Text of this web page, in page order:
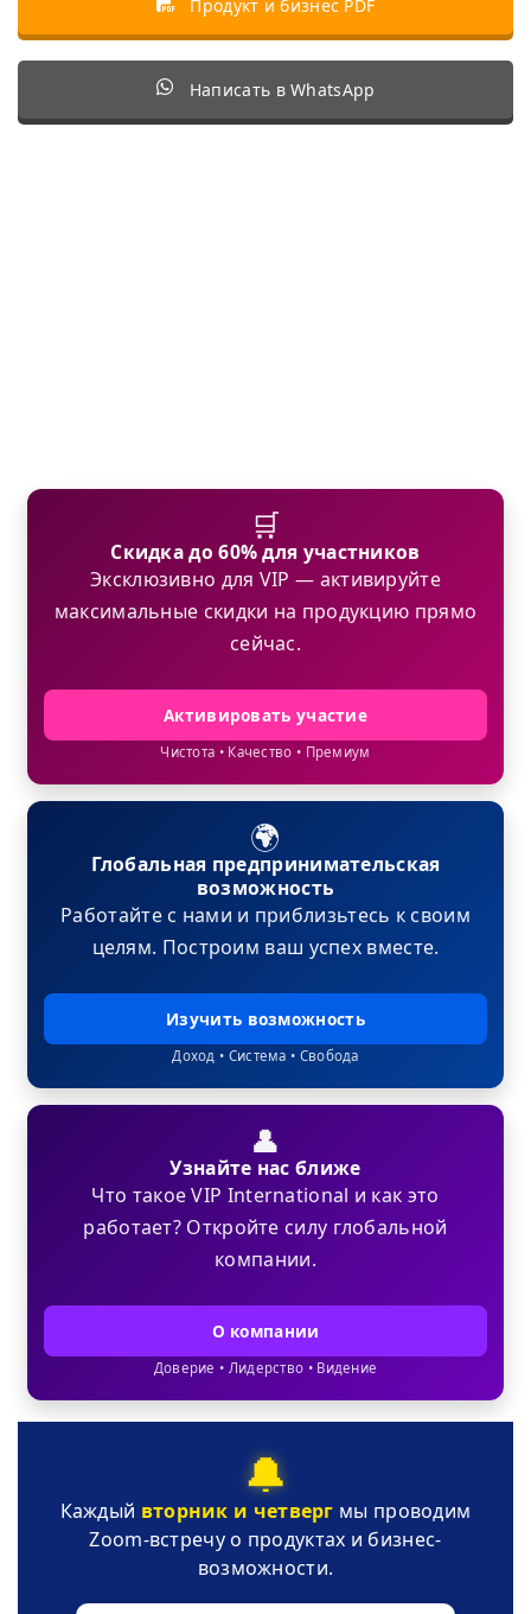
Продукт и бизнес PDF
Написать в WhatsApp
🛒
Скидка до 60% для участников
Эксклюзивно для VIP — активируйте
максимальные скидки на продукцию прямо
сейчас.
Активировать участие
Чистота • Качество • Премиум
🌍
Глобальная предпринимательская
возможность
Работайте с нами и приблизьтесь к своим
целям. Построим ваш успех вместе.
Изучить возможность
Доход • Система • Свобода
👤
Узнайте нас ближе
Что такое VIP International и как это
работает? Откройте силу глобальной
компании.
О компании
Доверие • Лидерство • Видение
🔔
Каждый вторник и четверг мы проводим
Zoom-встречу о продуктах и бизнес-
возможности.